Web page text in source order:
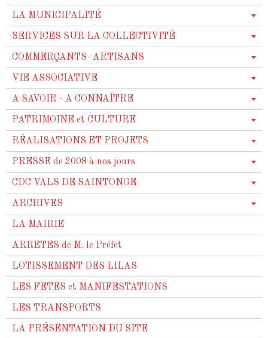
LA MUNICIPALITÉ
SERVICES SUR LA COLLECTIVITÉ
COMMERÇANTS- ARTISANS
VIE ASSOCIATIVE
A SAVOIR - A CONNAÎTRE
PATRIMOINE et CULTURE
RÉALISATIONS ET PROJETS
PRESSE de 2008 à nos jours
CDC VALS DE SAINTONGE
ARCHIVES
LA MAIRIE
ARRETES de M. le Préfet
LOTISSEMENT DES LILAS
LES FETES et MANIFESTATIONS
LES TRANSPORTS
LA PRÉSENTATION DU SITE